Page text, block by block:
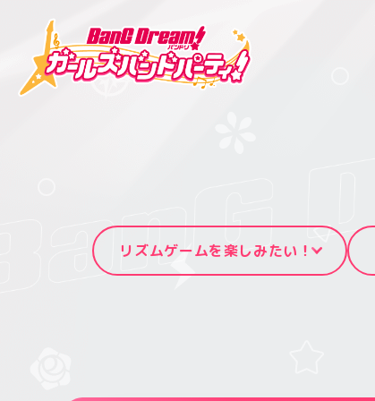
リズムゲームを楽しみたい！